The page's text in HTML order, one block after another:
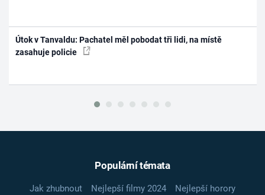
Útok v Tanvaldu: Pachatel měl pobodat tři lidi, na místě
zasahuje policie
Populární témata
Jak zhubnout Nejlepší filmy 2024
Nejlepší horory